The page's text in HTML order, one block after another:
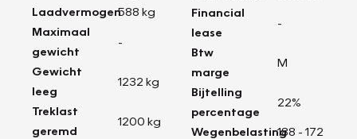
Laadvermogen588 kg
Maximaal
gewicht
-
Gewicht
leeg
1232 kg
Treklast
geremd
1200 kg
Financial
lease
-
Btw
marge
M
Bijtelling
percentage
22%
Wegenbelasting188 - 172